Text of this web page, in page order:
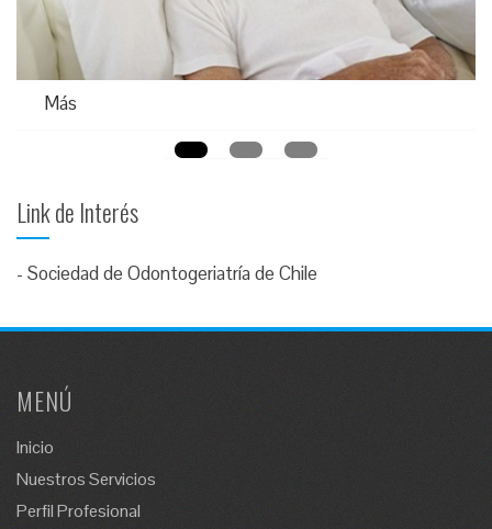
Más
Link de Interés
- Sociedad de Odontogeriatría de Chile
MENÚ
Inicio
Nuestros Servicios
Perfil Profesional